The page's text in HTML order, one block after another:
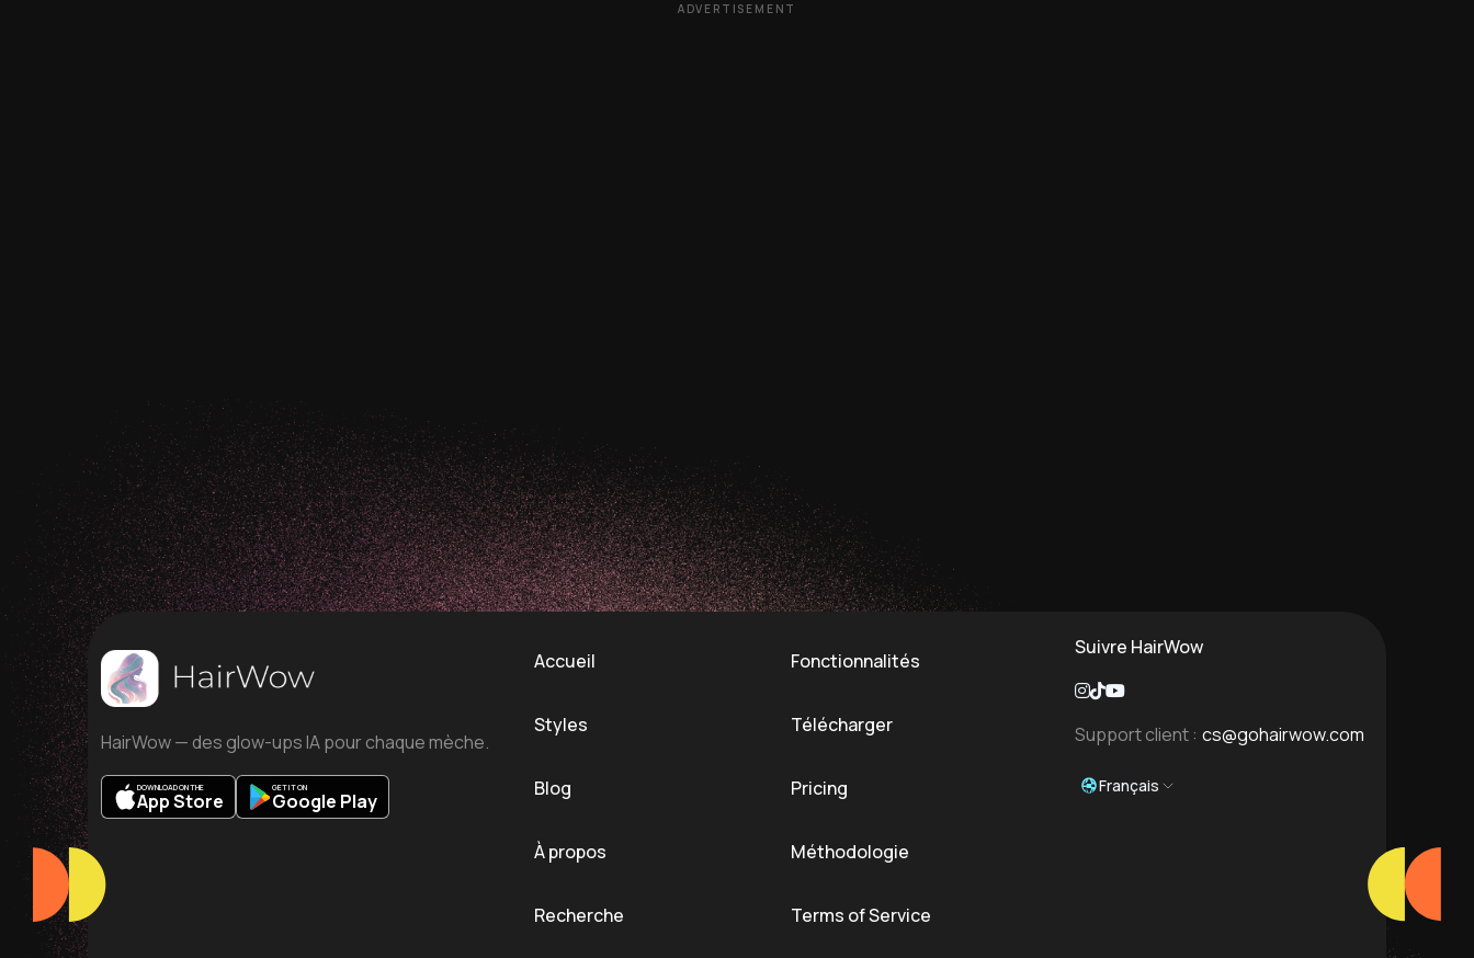
ADVERTISEMENT
HairWow — des glow-ups IA pour chaque mèche.
DOWNLOAD ON THE
App Store
GET IT ON
Google Play
Accueil Fonctionnalités
Styles Télécharger
Blog Pricing
À propos Méthodologie
Recherche Terms of Service
Suivre HairWow
Support client : cs@gohairwow.com
Français